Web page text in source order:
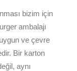
bizim için
ambalajı
ve çevre
Bir karton
aynı